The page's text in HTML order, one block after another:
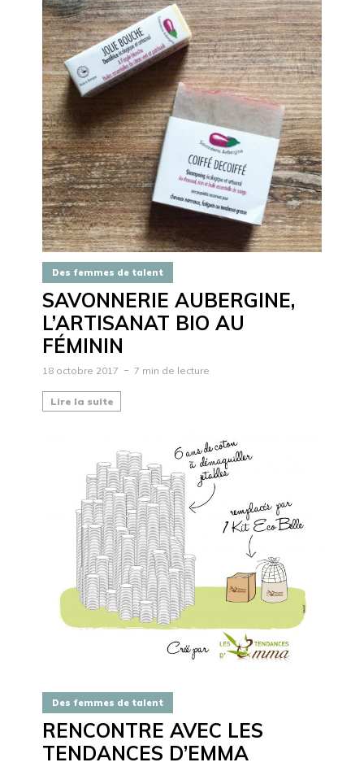
Des femmes de talent
SAVONNERIE AUBERGINE,
L’ARTISANAT BIO AU
FÉMININ
18 octobre 2017 7 min de lecture
Lire la suite
Des femmes de talent
RENCONTRE AVEC LES
TENDANCES D’EMMA